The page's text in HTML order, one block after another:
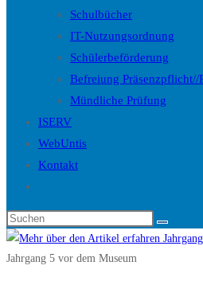
Schulbücher
IT-Nutzungsordnung
Schülerbeförderung
Befreiung Präsenzpflicht//
Mündliche Prüfung
ISERV
WebUntis
Kontakt
umschalten
Diese
Website
durchsuchen
Jahrgang 5 vor dem Museum